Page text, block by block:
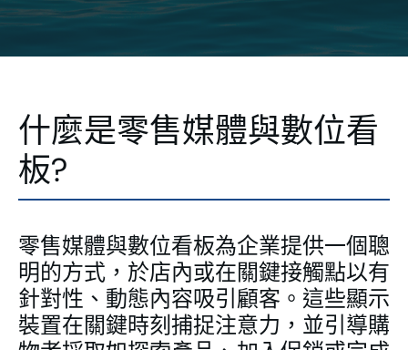
什麼是零售媒體與數位看
板?
零售媒體與數位看板為企業提供一個聰
明的方式，於店內或在關鍵接觸點以有
針對性、動態內容吸引顧客。這些顯示
裝置在關鍵時刻捕捉注意力，並引導購